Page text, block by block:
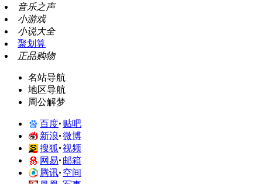
音乐之声
小游戏
小说大全
聚划算
正品购物
名站导航
地区导航
周公解梦
百度 贴吧
新浪 微博
搜狐 视频
网易 邮箱
腾讯 空间